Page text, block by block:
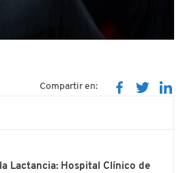
Compartir en:
Lactancia: Hospital Clínico de